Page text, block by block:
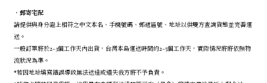
． 郵寄宅配
請提供與身分證上相符之中文本名、手機號碼、郵遞區號、地址以供雙方查詢貨態並完善運
送。
一般訂單將於2-3個工作天內出貨，台灣本島運送時間約2-5個工作天，實際情況將將依照物
流狀況為準。
*若因地址填寫錯誤導致無法送達或遺失我方將不予負責。